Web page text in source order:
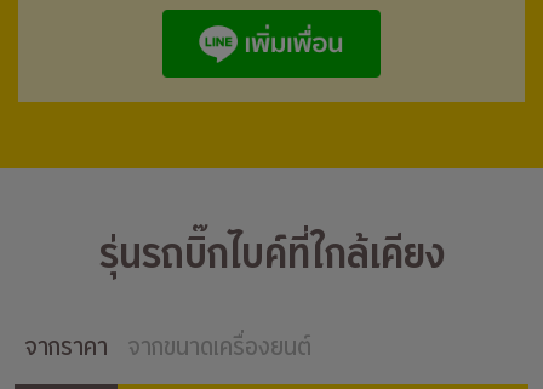
รุ่นรถบิ๊กไบค์ที่ใกล้เคียง
จากราคา จากขนาดเครื่องยนต์